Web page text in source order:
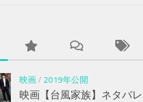
映画/ 2019年公開
映画【台風家族】ネタバレ